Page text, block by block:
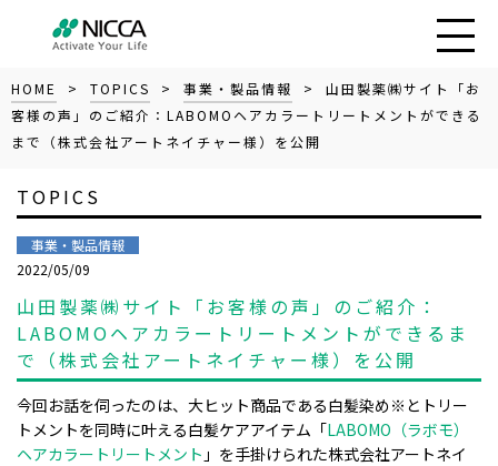
HOME > TOPICS > 事業・製品情報
> 山田製薬㈱サイト「お
客様の声」のご紹介：LABOMOヘアカラートリートメントができる
まで（株式会社アートネイチャー様）を公開
TOPICS
事業・製品情報
2022/05/09
山田製薬㈱サイト「お客様の声」のご紹介：
LABOMOヘアカラートリートメントができるま
で（株式会社アートネイチャー様）を公開
今回お話を伺ったのは、大ヒット商品である白髪染め※とトリー
トメントを同時に叶える白髪ケアアイテム「LABOMO（ラボモ）
ヘアカラートリートメント 」を手掛けられた株式会社アートネイ